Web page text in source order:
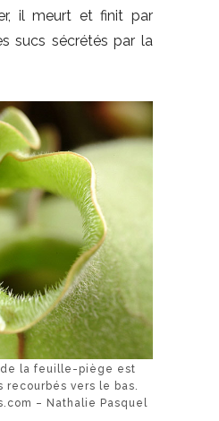
il meurt et finit par
sucs sécrétés par la
la feuille-piège est
recourbés vers le bas.
– Nathalie Pasquel